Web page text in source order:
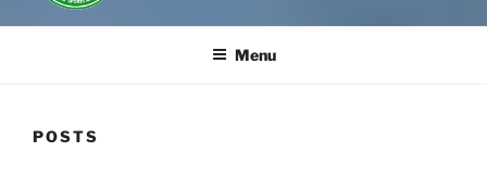
Menu
POSTS